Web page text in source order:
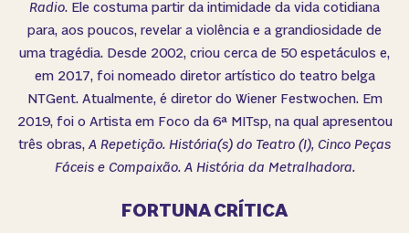
Radio. Ele costuma partir da intimidade da vida cotidiana
para, aos poucos, revelar a violência e a grandiosidade de
uma tragédia. Desde 2002, criou cerca de 50 espetáculos e,
em 2017, foi nomeado diretor artístico do teatro belga
NTGent. Atualmente, é diretor do Wiener Festwochen. Em
2019, foi o Artista em Foco da 6ª MITsp, na qual apresentou
três obras, A Repetição. História(s) do Teatro (I), Cinco Peças
Fáceis e Compaixão. A História da Metralhadora.
FORTUNA CRÍTICA